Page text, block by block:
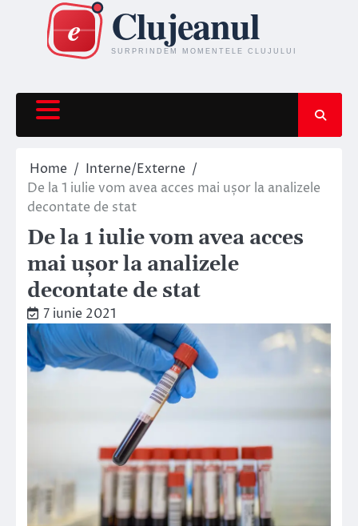
content
Home
Interne/Externe
De la 1 iulie vom avea acces mai ușor la analizele
decontate de stat
De la 1 iulie vom avea acces
mai ușor la analizele
decontate de stat
7 iunie 2021